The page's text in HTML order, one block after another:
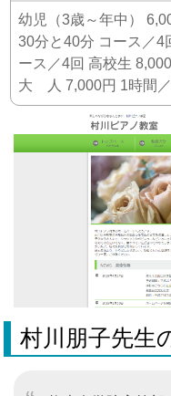
幼児（3歳～年中）
30分と40分 コース／4
ース／4回 高校生
大 人 7,000円 1時間
村川朋子先生